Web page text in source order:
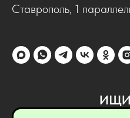
Ставрополь, 1